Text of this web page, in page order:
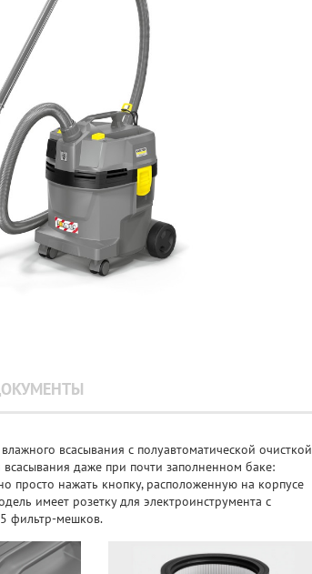
Забыли пароль?
всасывания с полуавтоматической очисткой
даже при почти заполненном баке:
просто нажать кнопку, расположенную на корпусе
имеет розетку для электроинструмента с
фильтр-мешков.